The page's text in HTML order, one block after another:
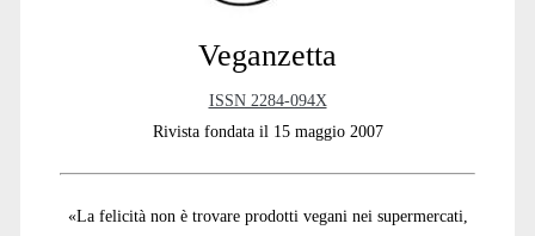
Veganzetta
ISSN 2284-094X
Rivista fondata il 15 maggio 2007
«La felicità non è trovare prodotti vegani nei supermercati,